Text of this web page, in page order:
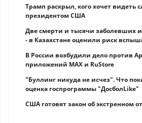
Трамп раскрыл, кого хочет
президентом США
Две смерти и тысячи заболевших
- в Казахстане оценили риск
В России возбудили дело против
приложений MAX и RuStore
"Буллинг никуда не исчез". Что
оценка госпрограммы "ДосболLike"
США готовят закон об экстренном